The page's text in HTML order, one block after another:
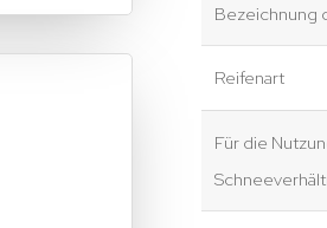
Bezeichnung
Reifenart
Für die